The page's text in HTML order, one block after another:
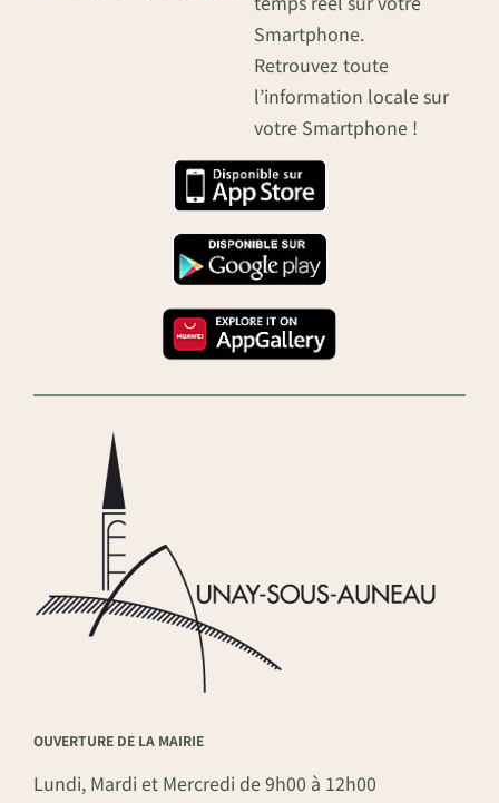
Smartphone.
Retrouvez toute
l’information locale sur
votre Smartphone !
OUVERTURE DE LA MAIRIE
Lundi, Mardi et Mercredi de 9h00 à 12h00